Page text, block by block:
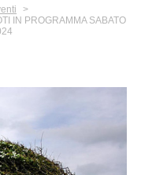
>
IN PROGRAMMA SABATO